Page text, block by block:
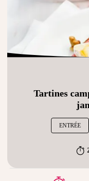
Tartines
ENTRÉE